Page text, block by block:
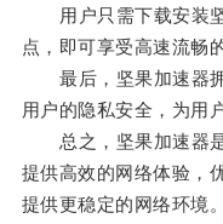
用户只需下载安装坚
点，即可享受高速流畅
最后，坚果加速器拥
用户的隐私安全，为用
总之，坚果加速器是
提供高效的网络体验，
提供更稳定的网络环境。